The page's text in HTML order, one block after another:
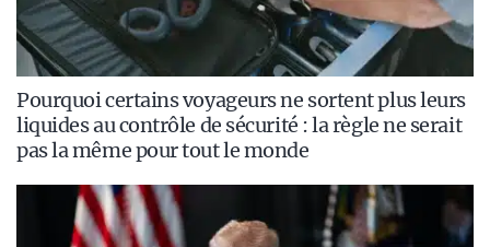
Pourquoi certains voyageurs ne sortent plus leurs
liquides au contrôle de sécurité : la règle ne serait
pas la même pour tout le monde